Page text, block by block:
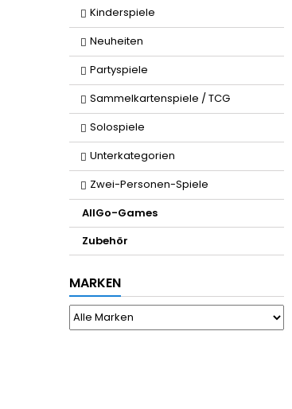
Kinderspiele
Neuheiten
Partyspiele
Sammelkartenspiele / TCG
Solospiele
Unterkategorien
Zwei-Personen-Spiele
AllGo-Games
Zubehör
MARKEN